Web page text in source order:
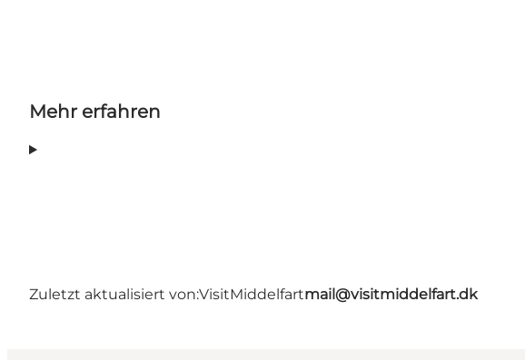
Mehr erfahren
Zuletzt aktualisiert von:VisitMiddelfartmail@visitmiddelfart.dk